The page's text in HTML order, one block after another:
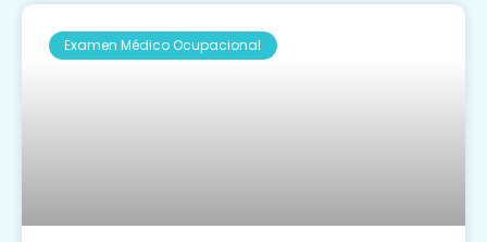
Examen Médico Ocupacional